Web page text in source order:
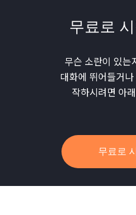
무료로
무슨 소란이 있는
대화에 뛰어들거
작하시려면 아
무료로